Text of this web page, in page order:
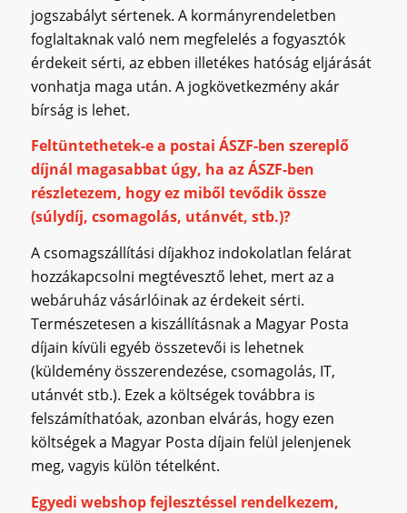
jogszabályt sértenek. A kormányrendeletben
foglaltaknak való nem megfelelés a fogyasztók
érdekeit sérti, az ebben illetékes hatóság eljárását
vonhatja maga után. A jogkövetkezmény akár
bírság is lehet.
Feltüntethetek-e a postai ÁSZF-ben szereplő
díjnál magasabbat úgy, ha az ÁSZF-ben
részletezem, hogy ez miből tevődik össze
(súlydíj, csomagolás, utánvét, stb.)?
A csomagszállítási díjakhoz indokolatlan felárat
hozzákapcsolni megtévesztő lehet, mert az a
webáruház vásárlóinak az érdekeit sérti.
Természetesen a kiszállításnak a Magyar Posta
díjain kívüli egyéb összetevői is lehetnek
(küldemény összerendezése, csomagolás, IT,
utánvét stb.). Ezek a költségek továbbra is
felszámíthatóak, azonban elvárás, hogy ezen
költségek a Magyar Posta díjain felül jelenjenek
meg, vagyis külön tételként.
Egyedi webshop fejlesztéssel rendelkezem,